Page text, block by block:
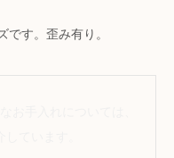
す。歪み有り。